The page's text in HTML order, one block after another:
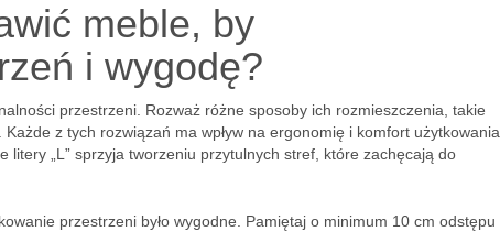
meble, by
i wygodę?
przestrzeni. Rozważ różne sposoby ich rozmieszczenia, takie
z tych rozwiązań ma wpływ na ergonomię i komfort użytkowania.
litery „L” sprzyja tworzeniu przytulnych stref, które zachęcają do
przestrzeni było wygodne. Pamiętaj o minimum 10 cm odstępu